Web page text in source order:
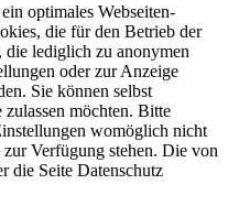
optimales Webseiten-
die für den Betrieb der
die lediglich zu anonymen
oder zur Anzeige
Sie können selbst
möchten. Bitte
womöglich nicht
Verfügung stehen. Die von
die Seite Datenschutz